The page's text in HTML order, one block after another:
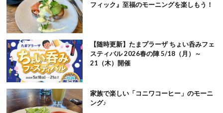
フィック』至福のモーニングを楽しもう！
【随時更新】たまプラーザ ちょい呑みフェ
スティバル 2026春の陣 5/18（月）～
21（木）開催
家族で楽しい「コニワコーヒー」のモーニ
ング♪